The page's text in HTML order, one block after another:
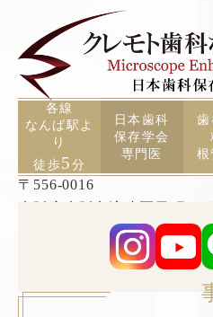
各線
なんば駅よ
り
徒歩5分
日本歯科
保存学会
専門医
歯
根
〒556-0016